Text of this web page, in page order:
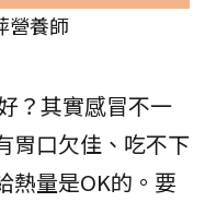
營養師
？其實感冒不一
胃口欠佳、吃不下
熱量是OK的。要